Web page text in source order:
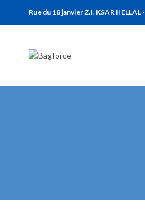
Rue du 18 janvier Z.I. KSAR HELLAL